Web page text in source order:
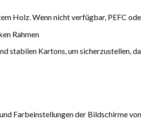
Holz. Wenn nicht verfügbar, PEFC
Rahmen
stabilen Kartons, um sicherzustellen,
Farbeinstellungen der Bildschirme